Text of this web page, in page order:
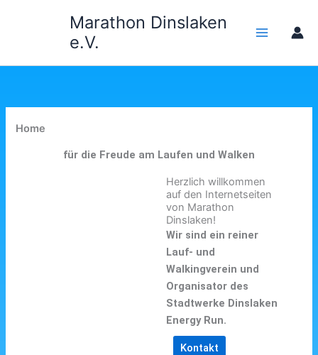
Marathon Dinslaken
e.V.
Home
für die Freude am Laufen und Walken
Herzlich willkommen
auf den Internetseiten
von Marathon
Dinslaken!
Wir sind ein reiner
Lauf- und
Walkingverein und
Organisator des
Stadtwerke Dinslaken
Energy Run.
Kontakt